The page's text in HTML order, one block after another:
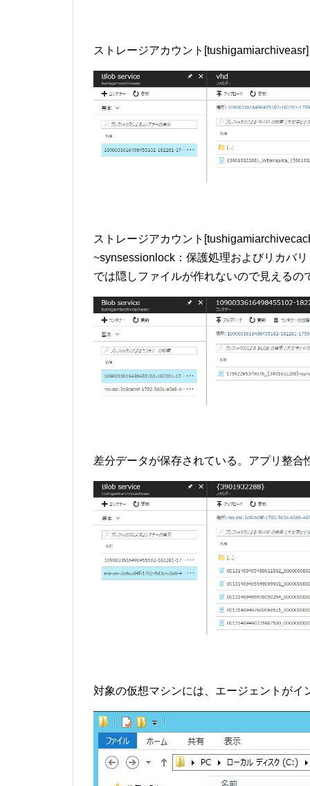
ストレージアカウント[tushigamiarchiveasr]
ストレージアカウント
~synsessionlock：保護処理およびリカバ
では隠しファイルが作れないので見えるの
差分データが保存されている。アプリ整
対象の仮想マシンには、エージェントが